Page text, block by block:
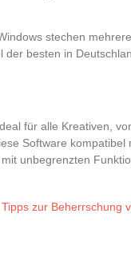
stechen
der besten in
für alle Kreativen,
Software kompatibel
unbegrenzten
zur Beherrschung